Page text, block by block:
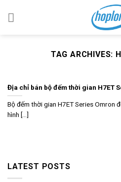
TAG ARCHIVES:
Địa chỉ bán bộ đếm thời gian H7ET
Bộ đếm thời gian H7ET Series Omron
hình [...]
LATEST POSTS